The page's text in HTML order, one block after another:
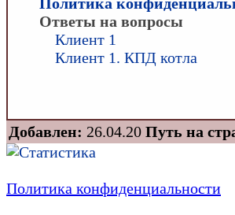
Ответы на вопросы
Клиент 1
Клиент 1. КПД котла
Добавлен: 26.04.20 Путь на
Политика конфиденциальности